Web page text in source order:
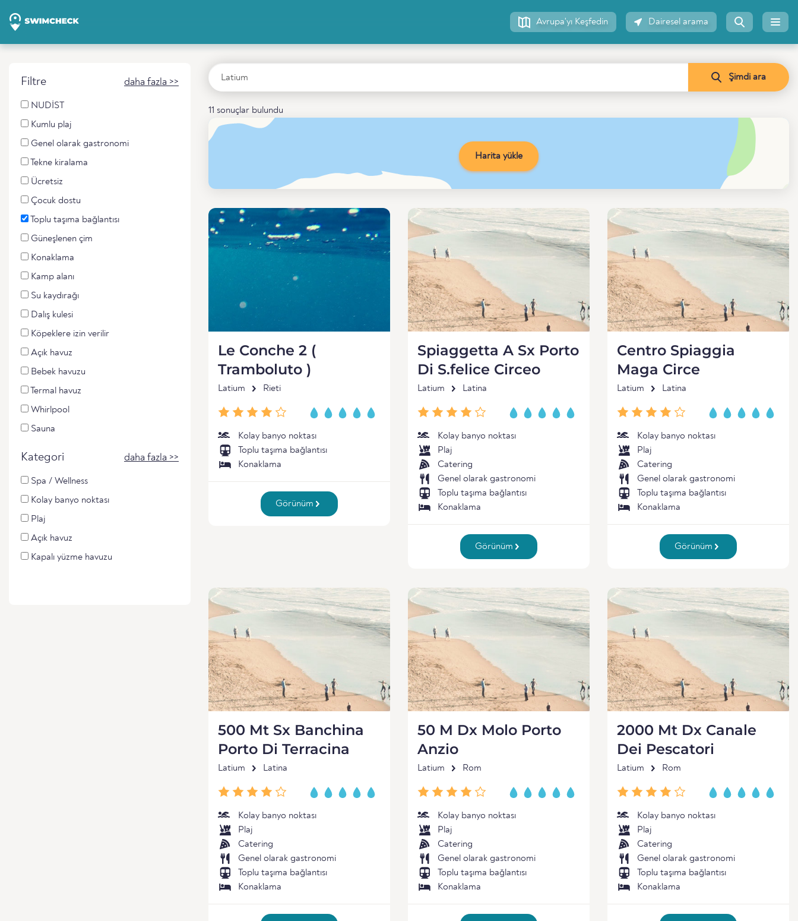
Avrupa'yı Keşfedin Dairesel arama
Filtre daha fazla >>
NUDİST
Kumlu plaj
Genel olarak gastronomi
Tekne kiralama
Ücretsiz
Çocuk dostu
Toplu taşıma bağlantısı
Güneşlenen çim
Konaklama
Kamp alanı
Su kaydırağı
Dalış kulesi
Köpeklere izin verilir
Açık havuz
Bebek havuzu
Termal havuz
Whirlpool
Sauna
Kategori daha fazla >>
Spa / Wellness
Kolay banyo noktası
Plaj
Açık havuz
Kapalı yüzme havuzu
Şimdi ara
11 sonuçlar bulundu
Harita yükle
Le Conche 2 (
Tramboluto )
Latium Rieti
Kolay banyo noktası
Toplu taşıma bağlantısı
Konaklama
Görünüm
Spiaggetta A Sx Porto
Di S.felice Circeo
Latium Latina
Kolay banyo noktası
Plaj
Catering
Genel olarak gastronomi
Toplu taşıma bağlantısı
Konaklama
Görünüm
Centro Spiaggia
Maga Circe
Latium Latina
Kolay banyo noktası
Plaj
Catering
Genel olarak gastronomi
Toplu taşıma bağlantısı
Konaklama
Görünüm
500 Mt Sx Banchina
Porto Di Terracina
Latium Latina
Kolay banyo noktası
Plaj
Catering
Genel olarak gastronomi
Toplu taşıma bağlantısı
Konaklama
50 M Dx Molo Porto
Anzio
Latium Rom
Kolay banyo noktası
Plaj
Catering
Genel olarak gastronomi
Toplu taşıma bağlantısı
Konaklama
2000 Mt Dx Canale
Dei Pescatori
Latium Rom
Kolay banyo noktası
Plaj
Catering
Genel olarak gastronomi
Toplu taşıma bağlantısı
Konaklama